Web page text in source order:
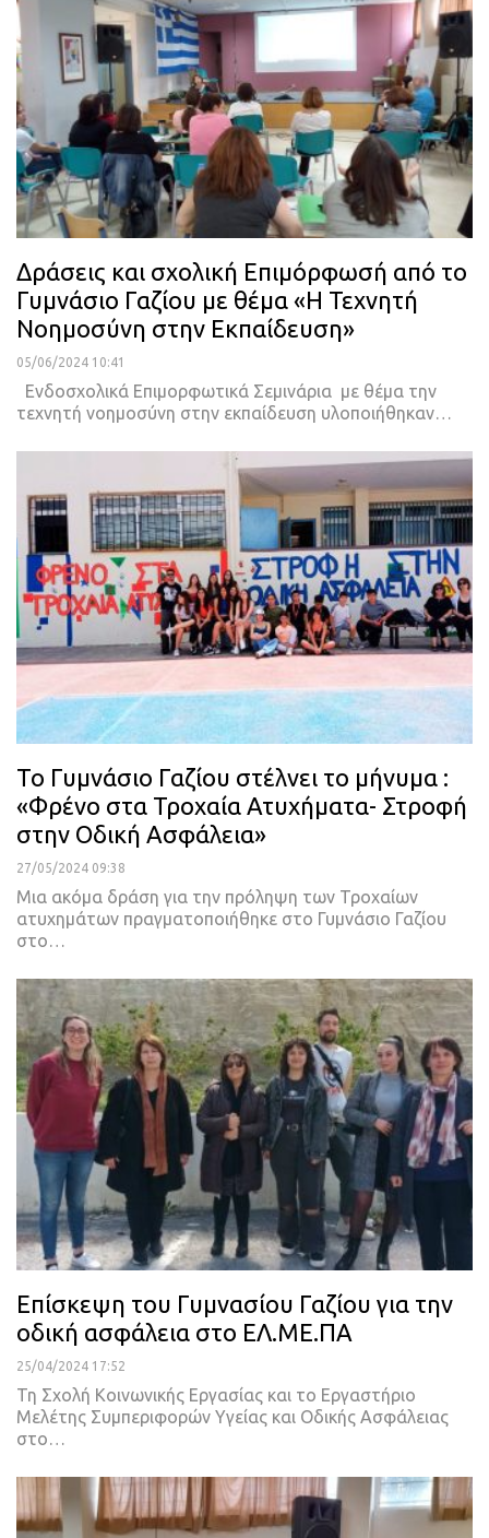
Δράσεις και σχολική Επιμόρφωσή από το
Γυμνάσιο Γαζίου με θέμα «Η Τεχνητή
Νοημοσύνη στην Εκπαίδευση»
05/06/2024 10:41
Ενδοσχολικά Επιμορφωτικά Σεμινάρια με θέμα την
τεχνητή νοημοσύνη στην εκπαίδευση υλοποιήθηκαν…
Το Γυμνάσιο Γαζίου στέλνει το μήνυμα :
«Φρένο στα Τροχαία Ατυχήματα- Στροφή
στην Οδική Ασφάλεια»
27/05/2024 09:38
Μια ακόμα δράση για την πρόληψη των Τροχαίων
ατυχημάτων πραγματοποιήθηκε στο Γυμνάσιο Γαζίου
στο…
Επίσκεψη του Γυμνασίου Γαζίου για την
οδική ασφάλεια στο ΕΛ.ΜΕ.ΠΑ
25/04/2024 17:52
Τη Σχολή Κοινωνικής Εργασίας και το Εργαστήριο
Μελέτης Συμπεριφορών Υγείας και Οδικής Ασφάλειας
στο…